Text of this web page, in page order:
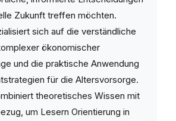
Zukunft treffen möchten.
sich auf die verständliche
ökonomischer
und die praktische Anwendung
für die Altersvorsorge.
theoretisches Wissen mit
um Lesern Orientierung in